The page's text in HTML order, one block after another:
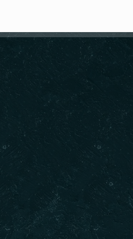
Sözleşmesi
Satış Sözleşmesi
ve İade